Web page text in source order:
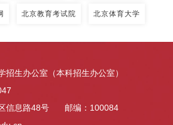
北京教育考试院 北京体育大学
招生办公室（本科招生办公室）
信息路48号
邮编：100084